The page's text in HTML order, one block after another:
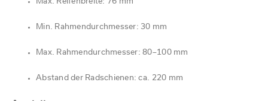
Min. Rahmendurchmesser: 30 mm
Max. Rahmendurchmesser: 80–100 mm
Abstand der Radschienen: ca. 220 mm